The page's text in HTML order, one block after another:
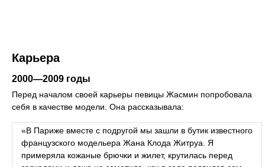
Карьера
2000—2009 годы
Перед началом своей карьеры певицы Жасмин попробовала
себя в качестве модели. Она рассказывала:
«В Париже вместе с подругой мы зашли в бутик известного
французского модельера Жана Клода Житруа. Я
примеряла кожаные брючки и жилет, крутилась перед